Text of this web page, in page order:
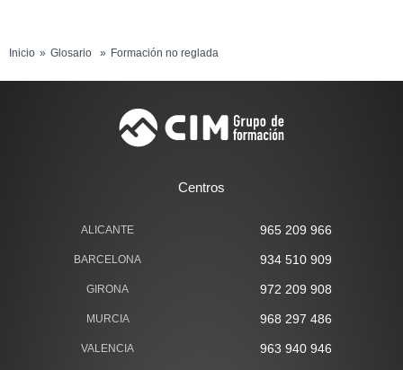
Inicio Glosario Formación no reglada
Centros
ALICANTE 965 209 966
BARCELONA 934 510 909
GIRONA 972 209 908
MURCIA 968 297 486
VALENCIA 963 940 946